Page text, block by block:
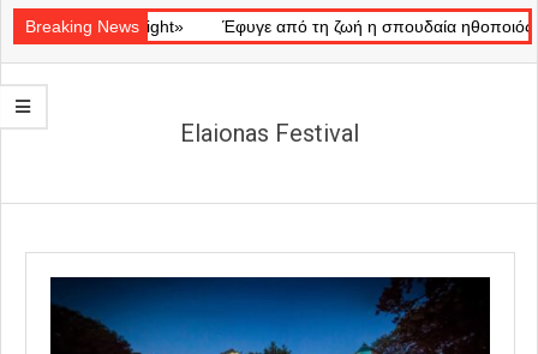
Navigation
Menu
Breaking News
«Ray of Light» Έφυγε από τη ζωή η σπουδαία ηθοποιός Μάρω
Elaionas Festival